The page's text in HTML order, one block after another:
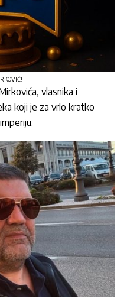
vlasnika i
koji je za vrlo kratko